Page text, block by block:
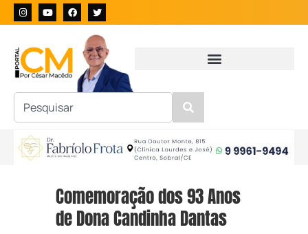
Comemoração dos 93 Anos
de Dona Candinha Dantas